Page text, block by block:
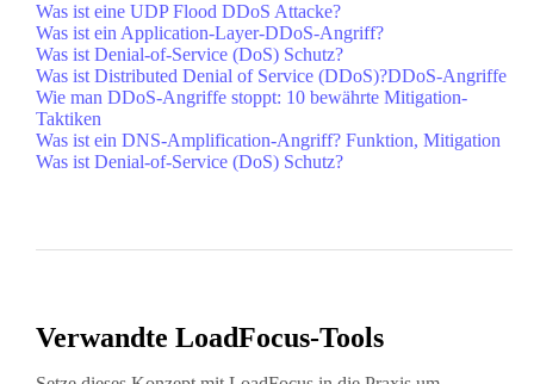
Was ist eine UDP Flood DDoS Attacke?
Was ist ein Application-Layer-DDoS-Angriff?
Was ist Denial-of-Service (DoS) Schutz?
Was ist Distributed Denial of Service (DDoS)?DDoS-Angriffe
Wie man DDoS-Angriffe stoppt: 10 bewährte Mitigation-
Taktiken
Was ist ein DNS-Amplification-Angriff? Funktion, Mitigation
Was ist Denial-of-Service (DoS) Schutz?
Verwandte LoadFocus-Tools